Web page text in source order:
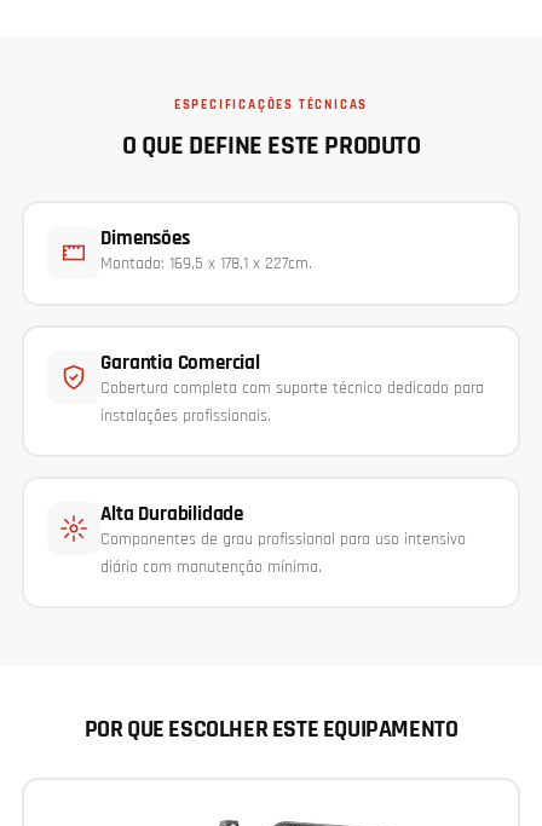
ESPECIFICAÇÕES TÉCNICAS
O QUE DEFINE ESTE PRODUTO
Dimensões
Montado: 169,5 x 178,1 x 227cm.
Garantia Comercial
Cobertura completa com suporte técnico dedicado para
instalações profissionais.
Alta Durabilidade
Componentes de grau profissional para uso intensivo
diário com manutenção mínima.
POR QUE ESCOLHER ESTE EQUIPAMENTO